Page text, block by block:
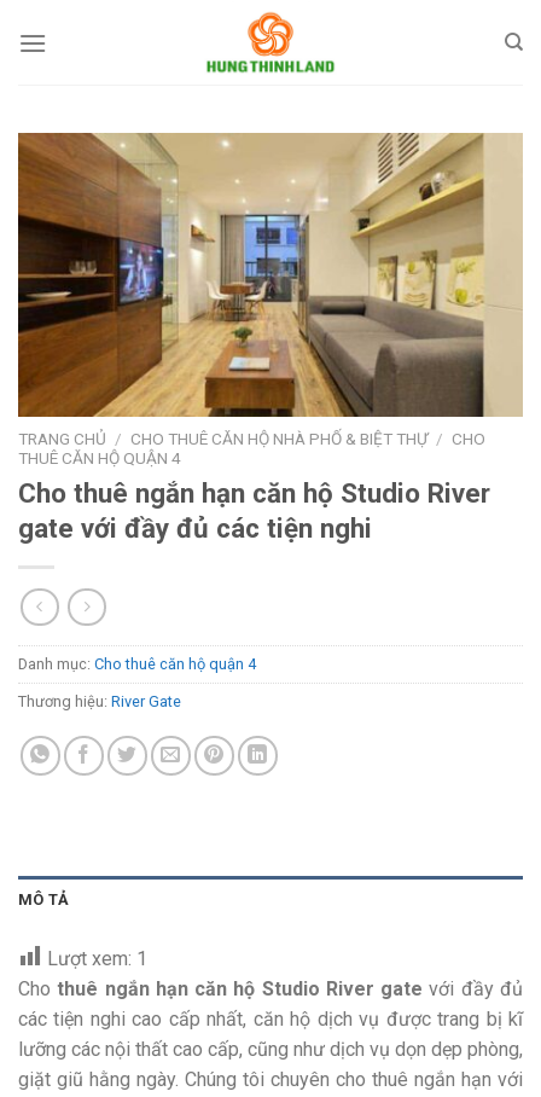
qua
TRANG CHỦ / CHO THUÊ CĂN HỘ NHÀ PHỐ & BIỆT THỰ / CHO
THUÊ CĂN HỘ QUẬN 4
Cho thuê ngắn hạn căn hộ Studio River
gate với đầy đủ các tiện nghi
Danh mục: Cho thuê căn hộ quận 4
Thương hiệu: River Gate
MÔ TẢ
Lượt xem: 1
Chothuê ngắn hạn căn hộ Studio River gate với đầy đủ
các tiện nghi cao cấp nhất, căn hộ dịch vụ được trang bị kĩ
lưỡng các nội thất cao cấp, cũng như dịch vụ dọn dẹp phòng,
giặt giũ hằng ngày. Chúng tôi chuyên cho thuê ngắn hạn với